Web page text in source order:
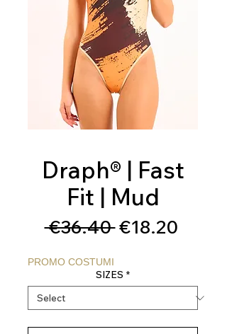
Draph® | Fast
Fit | Mud
€36.40 Regular
€18.20Sale
PROMO COSTUMI
SIZES *